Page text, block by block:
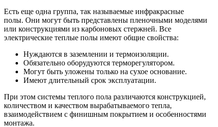
Есть еще одна группа, так называемые инфракрасные
полы. Они могут быть представлены пленочными моделями
или конструкциями из карбоновых стержней. Все
электрические теплые полы имеют общие свойства:
Нуждаются в заземлении и термоизоляции.
Обязательно оборудуются терморегулятором.
Могут быть уложены только на сухое основание.
Имеют длительный срок эксплуатации.
При этом системы теплого пола различаются конструкцией,
количеством и качеством вырабатываемого тепла,
взаимодействием с финишным покрытием и особенностями
монтажа.